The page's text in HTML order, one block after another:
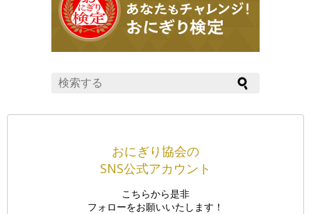
おにぎり協会の
SNS公式アカウント
こちらから是非
フォローをお願いいたします！